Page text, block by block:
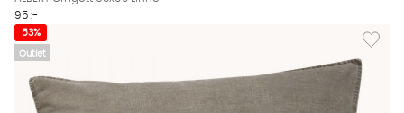
95 :-
Outlet
Lägg
53%